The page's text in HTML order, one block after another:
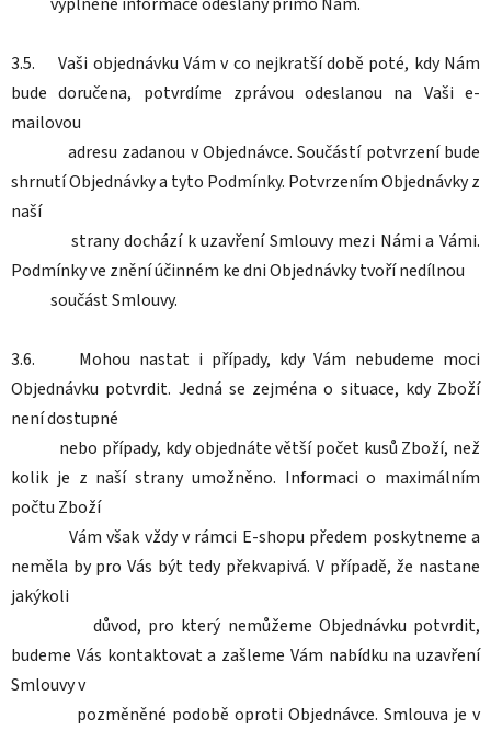
3.5. Vaši objednávku Vám v co nejkratší době poté, kdy Nám
bude doručena, potvrdíme zprávou odeslanou na Vaši e-
mailovou
adresu zadanou v Objednávce. Součástí potvrzení bude
shrnutí Objednávky a tyto Podmínky. Potvrzením Objednávky z
naší
strany dochází k uzavření Smlouvy mezi Námi a Vámi.
Podmínky ve znění účinném ke dni Objednávky tvoří nedílnou
součást Smlouvy.
3.6. Mohou nastat i případy, kdy Vám nebudeme moci
Objednávku potvrdit. Jedná se zejména o situace, kdy Zboží
není dostupné
nebo případy, kdy objednáte větší počet kusů Zboží, než
kolik je z naší strany umožněno. Informaci o maximálním
počtu Zboží
Vám však vždy v rámci E-shopu předem poskytneme a
neměla by pro Vás být tedy překvapivá. V případě, že nastane
jakýkoli
důvod, pro který nemůžeme Objednávku potvrdit,
budeme Vás kontaktovat a zašleme Vám nabídku na uzavření
Smlouvy v
pozměněné podobě oproti Objednávce. Smlouva je v